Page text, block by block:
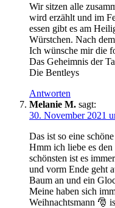
Wir sitzen alle
wird erzählt und im
essen gibt es am
Würstchen. Nach
Ich wünsche mir die
Das Geheimnis der
Die Bentleys
Antworten
Melanie M. sagt:
30. November 2021
Das ist so eine
Hmm ich liebe es
schönsten ist es
und vorm Ende geht
Baum an und ein
Meine haben sich
Weihnachtsmann 🎅